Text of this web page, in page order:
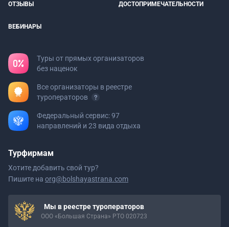
ОТЗЫВЫ ДОСТОПРИМЕЧАТЕЛЬНОСТИ
ВЕБИНАРЫ
Туры от прямых организаторов
без наценок
Все организаторы в реестре
туроператоров
Федеральный сервис: 97
направлений и 23 вида отдыха
Турфирмам
Хотите добавить свой тур?
Пишите на org@bolshayastrana.com
Мы в реестре туроператоров
ООО «Большая Страна» РТО 020723